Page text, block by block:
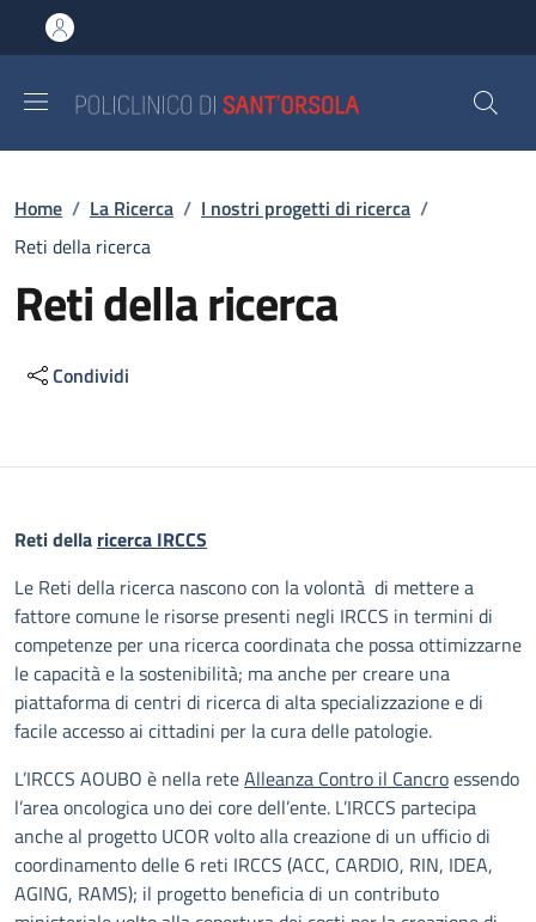
al contenuto principale
to footer content
Briciole di pane
Home / La Ricerca / I nostri progetti di ricerca /
Reti della ricerca
Reti della ricerca
Condividi
Descrizione
Reti della ricerca IRCCS
Le Reti della ricerca nascono con la volontà di mettere a
fattore comune le risorse presenti negli IRCCS in termini di
competenze per una ricerca coordinata che possa ottimizzarne
le capacità e la sostenibilità; ma anche per creare una
piattaforma di centri di ricerca di alta specializzazione e di
facile accesso ai cittadini per la cura delle patologie.
L’IRCCS AOUBO è nella reteAlleanza Contro il Cancroessendo
l’area oncologica uno dei core dell’ente. L’IRCCS partecipa
anche al progetto UCOR volto alla creazione di un ufficio di
coordinamento delle 6 reti IRCCS (ACC, CARDIO, RIN, IDEA,
AGING, RAMS); il progetto beneficia di un contributo